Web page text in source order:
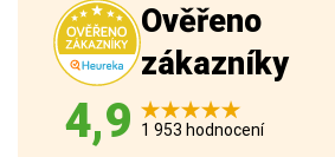
Ověřeno
zákazníky
4,9 1 953 hodnocení